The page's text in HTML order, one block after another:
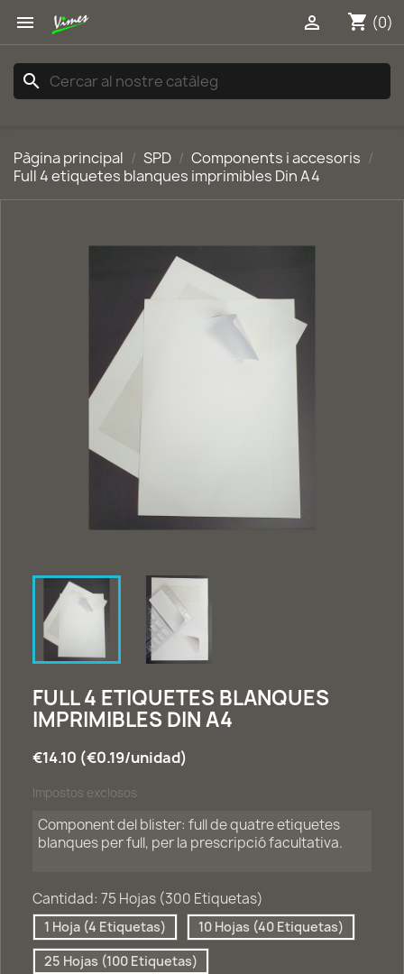
 shopping_cart (0)

search
Pàgina principal SPD
Components i accesoris
Full 4 etiquetes blanques imprimibles Din A4
FULL 4 ETIQUETES BLANQUES
IMPRIMIBLES DIN A4
€14.10 (€0.19/unidad)
Impostos exclosos
Component del blister: full de quatre etiquetes
blanques per full, per la prescripció facultativa.
Cantidad: 75 Hojas (300 Etiquetas)
1 Hoja (4 Etiquetas)
10 Hojas (40 Etiquetas)
25 Hojas (100 Etiquetas)